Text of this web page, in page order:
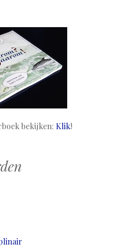
bekijken: Klik!